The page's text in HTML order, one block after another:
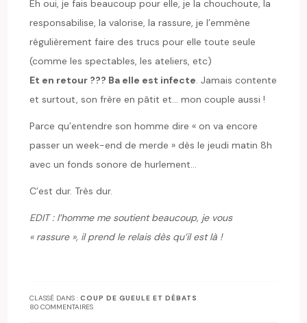
Eh oui, je fais beaucoup pour elle, je la chouchoute, la
responsabilise, la valorise, la rassure, je l’emmène
régulièrement faire des trucs pour elle toute seule
(comme les spectables, les ateliers, etc)
Et en retour ??? Ba elle est infecte. Jamais contente
et surtout, son frère en pâtit et… mon couple aussi !
Parce qu’entendre son homme dire « on va encore
passer un week-end de merde » dès le jeudi matin 8h
avec un fonds sonore de hurlement…
C’est dur. Très dur.
EDIT : l’homme me soutient beaucoup, je vous
« rassure », il prend le relais dès qu’il est là !
CLASSÉ DANS :COUP DE GUEULE ET DÉBATS
80 COMMENTAIRES